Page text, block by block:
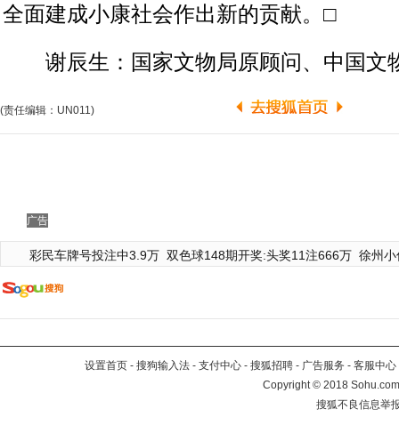
全面建成小康社会作出新的贡献。□
谢辰生：国家文物局原顾问、中国文
(责任编辑：UN011)
广告
彩民车牌号投注中3.9万 双色球148期开奖:头奖11注666万 徐州
设置首页 - 搜狗输入法 - 支付中心 - 搜狐招聘 - 广告服务 - 客服中心
Copyright©2018
搜狐不良信息举